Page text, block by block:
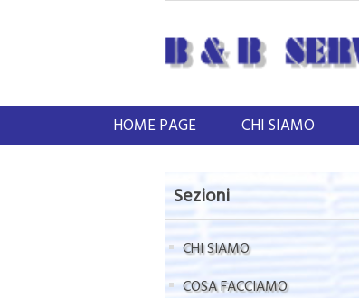
HOME PAGE CHI SIAMO
Sezioni
CHI SIAMO
COSA FACCIAMO